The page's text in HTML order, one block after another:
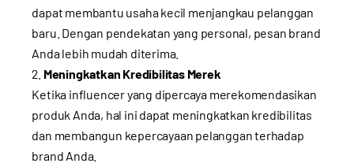
dapat membantu usaha kecil menjangkau pelanggan
baru. Dengan pendekatan yang personal, pesan brand
Anda lebih mudah diterima.
Meningkatkan Kredibilitas Merek
Ketika influencer yang dipercaya merekomendasikan
produk Anda, hal ini dapat meningkatkan kredibilitas
dan membangun kepercayaan pelanggan terhadap
brand Anda.